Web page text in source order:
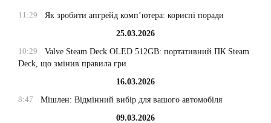
11:29
Як зробити апгрейд комп’ютера: корисні поради
25.03.2026
10:29
Valve Steam Deck OLED 512GB: портативний ПК Steam
Deck, що змінив правила гри
16.03.2026
8:47
Мішлен: Відмінний вибір для вашого автомобіля
09.03.2026